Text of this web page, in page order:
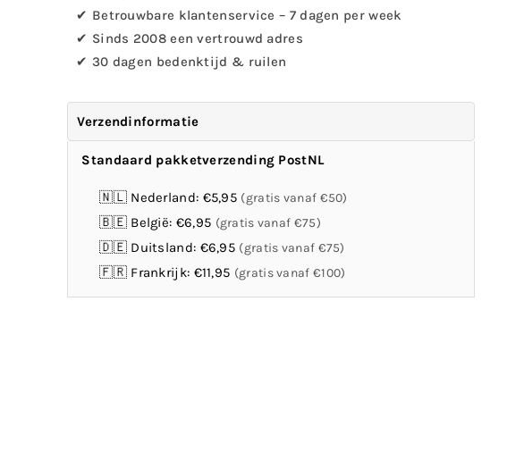
✔ Betrouwbare klantenservice – 7 dagen per week
✔ Sinds 2008 een vertrouwd adres
✔ 30 dagen bedenktijd & ruilen
Verzendinformatie
Standaard pakketverzending PostNL
🇳🇱 Nederland: €5,95 (gratis vanaf €50)
🇧🇪 België: €6,95 (gratis vanaf €75)
🇩🇪 Duitsland: €6,95 (gratis vanaf €75)
🇫🇷 Frankrijk: €11,95 (gratis vanaf €100)